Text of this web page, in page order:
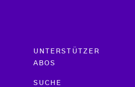
UNTERSTÜTZER
ABOS
SUCHE